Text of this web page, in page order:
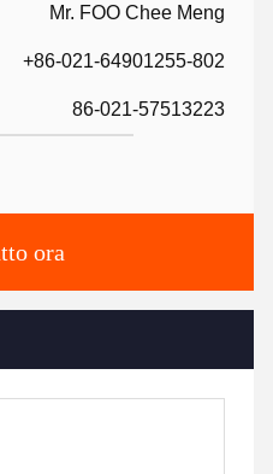
Mr. FOO Chee Meng
+86-021-64901255-802
86-021-57513223
ora